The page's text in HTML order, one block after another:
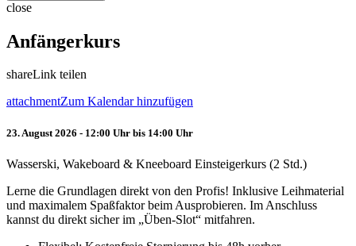
close
Anfängerkurs
shareLink teilen
attachmentZum Kalendar hinzufügen
23. August 2026 - 12:00 Uhr bis 14:00 Uhr
Wasserski, Wakeboard & Kneeboard Einsteigerkurs (2 Std.)
Lerne die Grundlagen direkt von den Profis! Inklusive Leihmaterial
und maximalem Spaßfaktor beim Ausprobieren. Im Anschluss
kannst du direkt sicher im „Üben-Slot“ mitfahren.